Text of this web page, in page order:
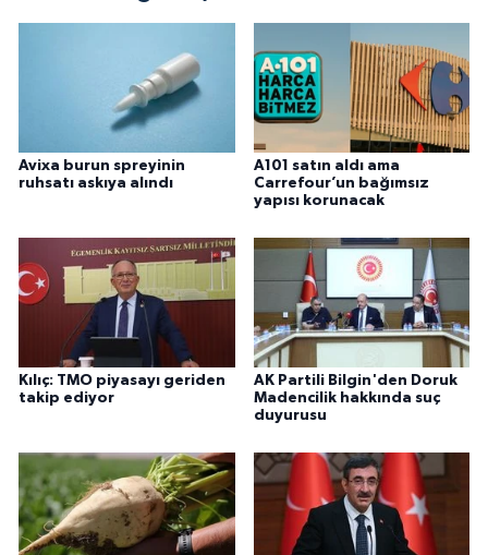
Avixa burun spreyinin
ruhsatı askıya alındı
A101 satın aldı ama
Carrefour’un bağımsız
yapısı korunacak
Kılıç: TMO piyasayı geriden
takip ediyor
AK Partili Bilgin'den Doruk
Madencilik hakkında suç
duyurusu